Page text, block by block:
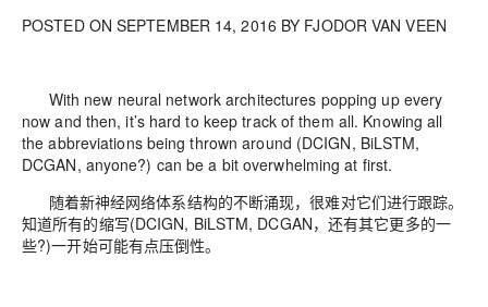
POSTED ON SEPTEMBER 14, 2016 BY FJODOR VAN VEEN
With new neural network architectures popping up every
now and then, it’s hard to keep track of them all. Knowing all
the abbreviations being thrown around (DCIGN, BiLSTM,
DCGAN, anyone?) can be a bit overwhelming at first.
随着新神经网络体系结构的不断涌现，很难对它们进行跟踪。
知道所有的缩写(DCIGN, BiLSTM, DCGAN，还有其它更多的一
些?)一开始可能有点压倒性。